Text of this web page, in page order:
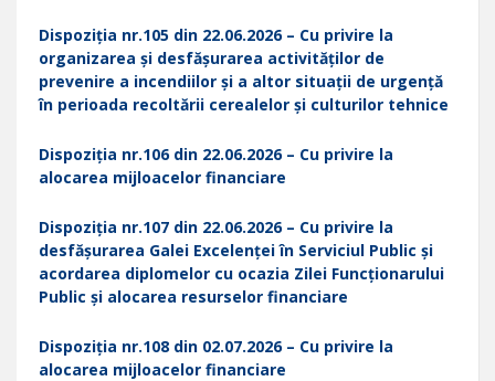
Dispoziția nr.105 din 22.06.2026 – Cu privire la
organizarea și desfășurarea activităților de
prevenire a incendiilor și a altor situații de urgență
în perioada recoltării cerealelor și culturilor tehnice
Dispoziția nr.106 din 22.06.2026 – Cu privire la
alocarea mijloacelor financiare
Dispoziția nr.107 din 22.06.2026 – Cu privire la
desfășurarea Galei Excelenței în Serviciul Public și
acordarea diplomelor cu ocazia Zilei Funcționarului
Public și alocarea resurselor financiare
Dispoziția nr.108 din 02.07.2026 – Cu privire la
alocarea mijloacelor financiare